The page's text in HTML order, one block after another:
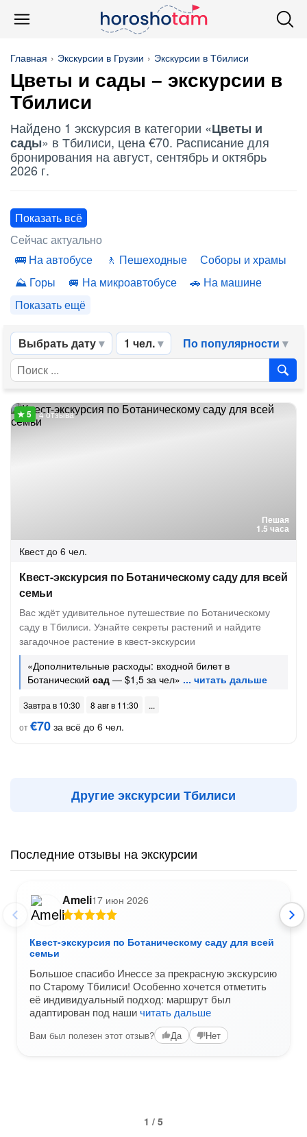
Главная Экскурсии в Грузии Экскурсии в Тбилиси
Цветы и сады – экскурсии в
Тбилиси
Найдено 1 экскурсия в категории «Цветы и
сады» в Тбилиси, цена €70. Расписание для
бронирования на август, сентябрь и октябрь
2026 г.
Показать всё
Сейчас актуально
На автобусе
Пешеходные
Соборы и храмы
Горы
На микроавтобусе
На машине
Показать ещё
Выбрать дату 1 чел. По популярности
Пешая
1.5 часа
4 отзыва
Квест до 6 чел.
Квест-экскурсия по Ботаническому саду для всей
семьи
Вас ждёт удивительное путешествие по Ботаническому
саду в Тбилиси. Узнайте секреты растений и найдите
загадочное растение в квест-экскурсии
«Дополнительные расходы: входной билет в
Ботанический сад — $1,5 за чел»
Завтра в 10:30
8 авг в 11:30
от€70 за всё до 6 чел.
Другие экскурсии Тбилиси
Последние отзывы на экскурсии
Аmeli17 июн 2026
Квест-экскурсия по Ботаническому саду для всей
семьи
Большое спасибо Инессе за прекрасную экскурсию
по Старому Тбилиси! Особенно хочется отметить
её индивидуальный подход: маршрут был
адаптирован под нашичитать дальше
Вам был полезен этот отзыв? Да Нет
1 / 5